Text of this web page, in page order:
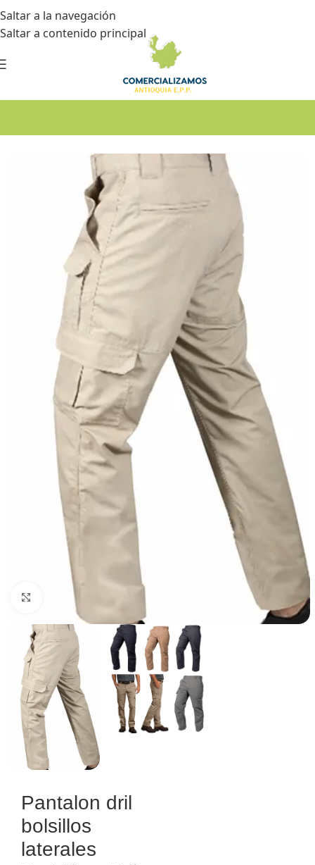
Saltar a la navegación
Saltar a contenido principal
Haga Click para agrandar
Pantalon dril
bolsillos
laterales